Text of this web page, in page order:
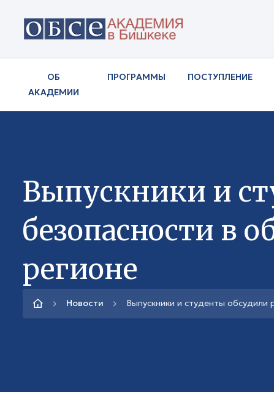
ОБ
АКАДЕМИИ
ПРОГРАММЫ ПОСТУПЛЕНИЕ
Выпускники и
безопасности в
регионе
Новости Выпускники и студенты обсудили